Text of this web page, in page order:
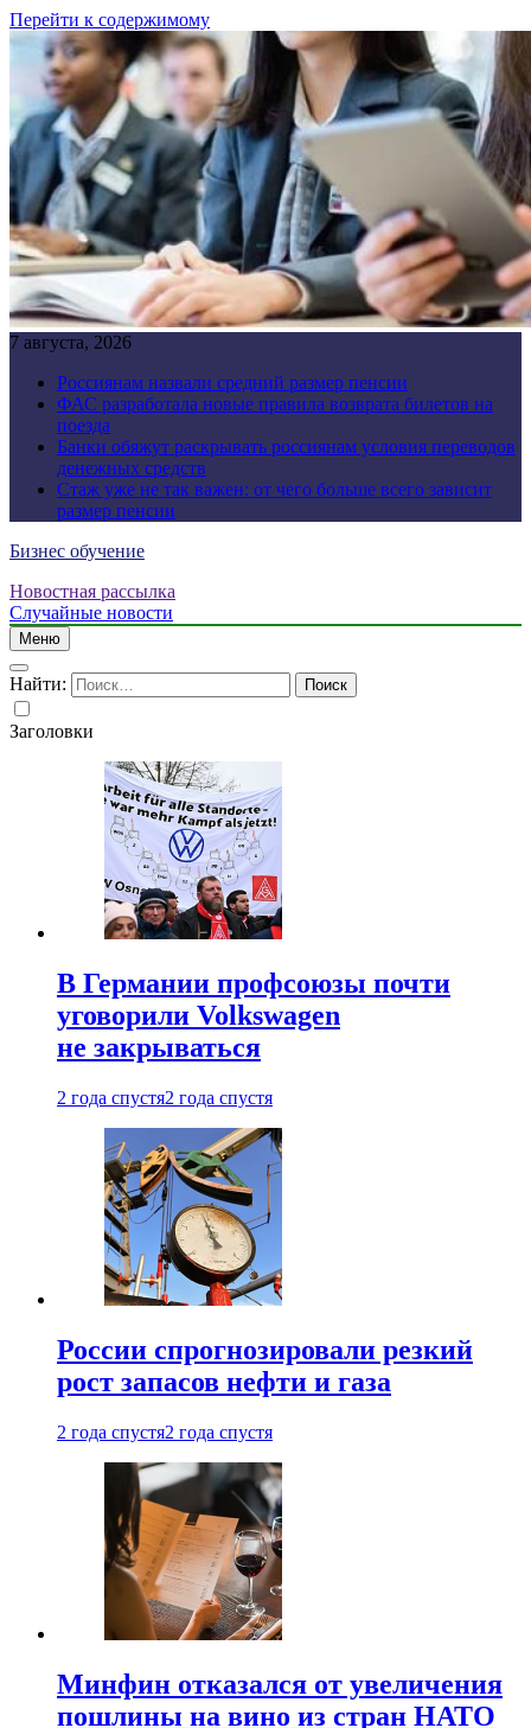
Перейти к содержимому
7 августа, 2026
Россиянам назвали средний размер пенсии
ФАС разработала новые правила возврата билетов на
поезда
Банки обяжут раскрывать россиянам условия переводов
денежных средств
Стаж уже не так важен: от чего больше всего зависит
размер пенсии
Бизнес обучение
Новостная рассылка
Случайные новости
Меню
Найти:
Заголовки
В Германии профсоюзы почти
уговорили Volkswagen
не закрываться
2 года спустя2 года спустя
России спрогнозировали резкий
рост запасов нефти и газа
2 года спустя2 года спустя
Минфин отказался от увеличения
пошлины на вино из стран НАТО